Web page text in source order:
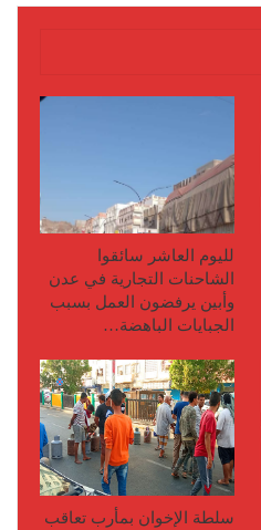
لليوم العاشر سائقوا
الشاحنات التجارية في عدن
وأبين يرفضون العمل بسبب
الجبايات الباهضة…
سلطة الإخوان بمأرب تعاقب